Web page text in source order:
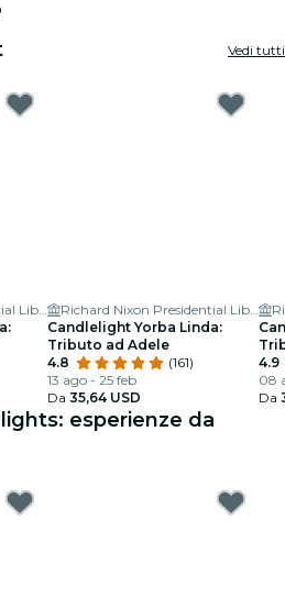
Vedi tutti
Richard Nixon Presidential Library & Museum
Richard Nixon Presidential Library & Museum
Candlelight Yorba Linda:
Tributo ad Adele
4.8
(161)
13 ago - 25 feb
Da 35,64 USD
4.9
08
Da
esperienze da